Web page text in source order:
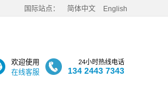
国际站点： 简体中文 English
欢迎使用
在线客服
24小时热线电话
134 2443 7343